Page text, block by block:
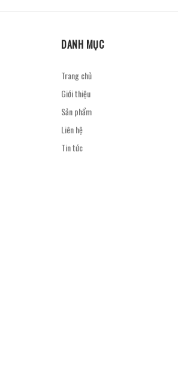
DANH MỤC
Trang chủ
Giới thiệu
Sản phẩm
Liên hệ
Tin tức